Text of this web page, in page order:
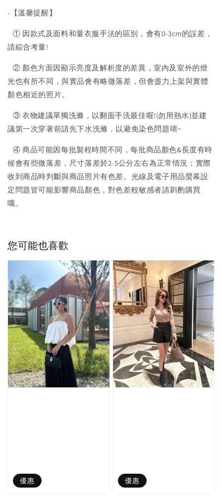
-【溫馨提醒】
① 因款式及面料和量衣服手法的區別，會有0-3cm的誤差，
請綜合考量!
② 顏色方面因顯示亮度及解析度的差異，室內及室外的燈
光也有所不同，與實品會有略微落差，但會盡力上架與實體
顏色相近的照片。
③ 衣物建議單獨洗滌，以翻面手洗最佳喔!(勿用熱水)並建
議第一次穿著前請先下水洗滌，以避免染色問題唷~
④ 商品可能因每批製程時間不同，每批商品顏色&長度有時
候會有些微落差，尺寸落差於2-5公分左右為正常情況；實際
收到商品時判斷與商品照片有色差。光線及電子用品螢幕設
定問題皆可能影響商品顏色，對色差較敏感者請斟酌購買
哦。
您可能也喜歡
優惠 優惠